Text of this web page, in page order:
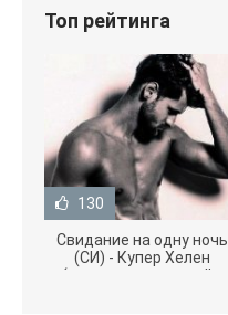
Топ рейтинга
130
Свидание на одну ночь
(СИ) - Купер Хелен
(читать книги онлайн